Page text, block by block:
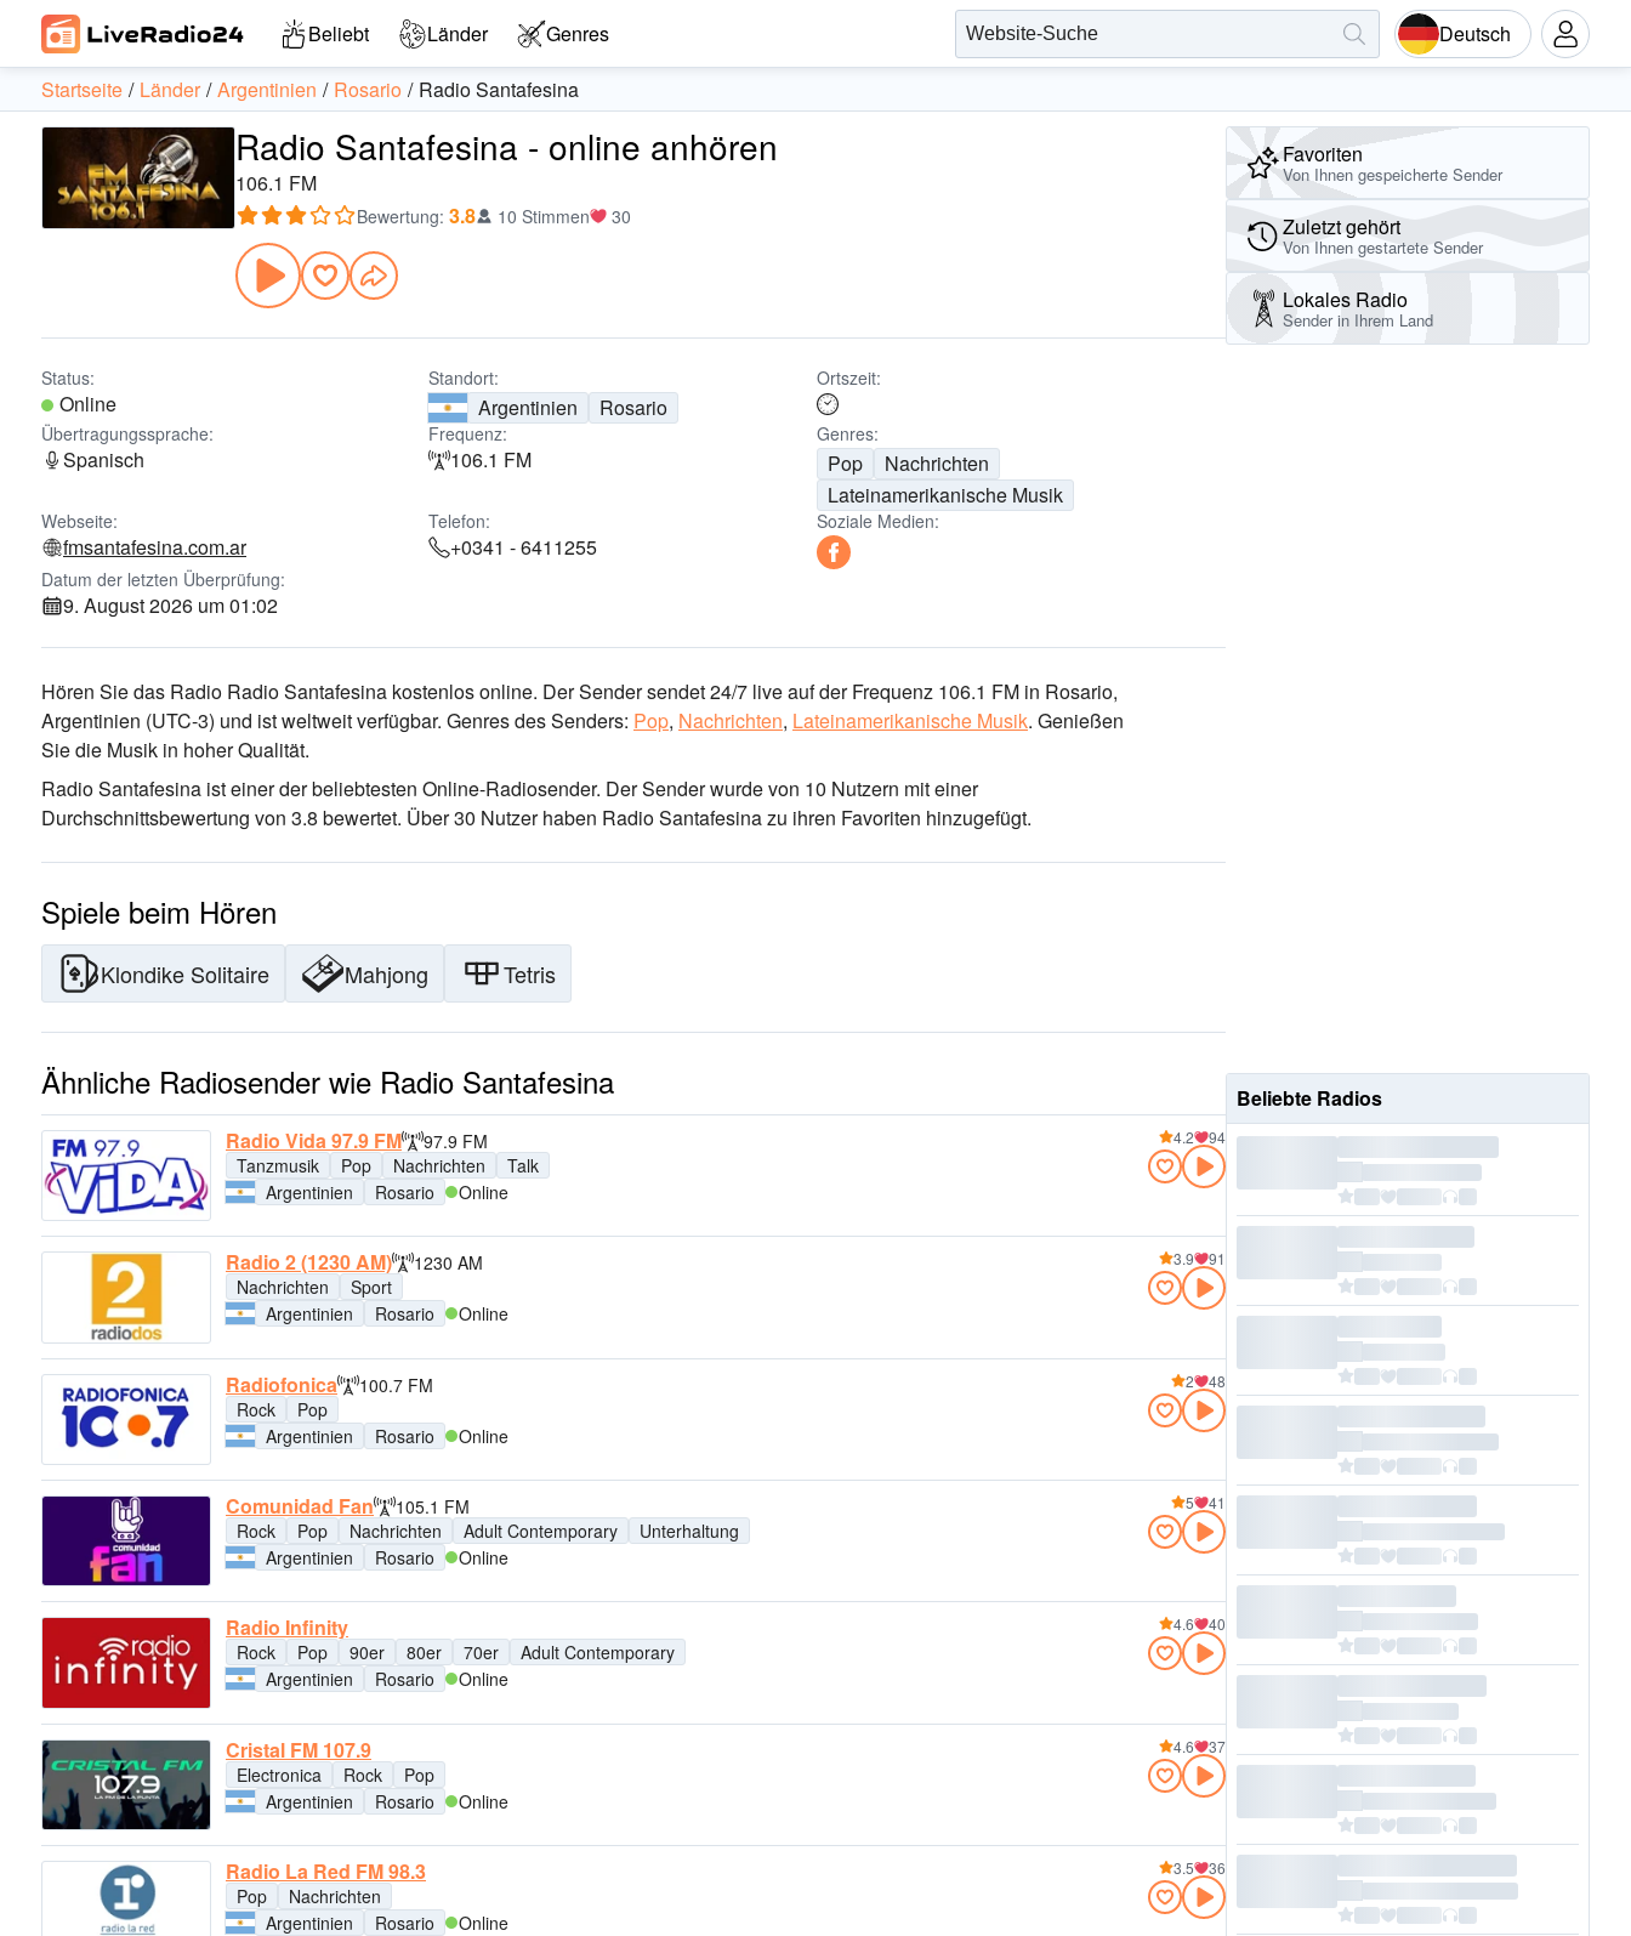
Beliebt Länder Genres Deutsch
Startseite Länder Argentinien Rosario Radio Santafesina
Radio Santafesina - online anhören
106.1 FM
Bewertung: 3.8 10 Stimmen 30
Status:
Online
Standort:
Argentinien Rosario
Ortszeit:
Übertragungssprache:
Spanisch
Frequenz:
106.1 FM
Genres:
Pop
Nachrichten
Lateinamerikanische Musik
Webseite:
fmsantafesina.com.ar
Telefon:
+0341 - 6411255
Soziale Medien:
Datum der letzten Überprüfung:
9. August 2026 um 01:02
Hören Sie das Radio Radio Santafesina kostenlos online. Der Sender sendet 24/7 liveauf der Frequenz 106.1 FM in Rosario,
Argentinien (UTC-3) und ist weltweit verfügbar. Genres des Senders: Pop, Nachrichten, Lateinamerikanische Musik. Genießen
Sie die Musik in hoher Qualität.
Radio Santafesina ist einer der beliebtesten Online-Radiosender. Der Sender wurde von 10 Nutzern mit einer
Durchschnittsbewertung von 3.8 bewertet. Über 30 Nutzer haben Radio Santafesina zu ihren Favoriten hinzugefügt.
Spiele beim Hören
Klondike Solitaire Mahjong Tetris
Ähnliche Radiosender wie Radio Santafesina
Radio Vida 97.9 FM
97.9 FM
Tanzmusik
Pop Nachrichten
Talk
Argentinien
Rosario Online
4.2 94
Radio 2 (1230 AM)
1230 AM
Nachrichten
Sport
Argentinien
Rosario Online
3.9 91
Radiofonica
100.7 FM
Rock
Pop
Argentinien
Rosario Online
2 48
Comunidad Fan
105.1 FM
Rock
Pop Nachrichten Adult Contemporary
Unterhaltung
Argentinien
Rosario Online
5 41
Radio Infinity
Rock Pop 90er 80er 70er
Adult Contemporary
Argentinien
Rosario Online
4.6 40
Cristal FM 107.9
Electronica Rock
Pop
Argentinien
Rosario Online
4.6 37
Radio La Red FM 98.3
Pop
Nachrichten
Argentinien
Rosario Online
3.5 36
Favoriten
Von Ihnen gespeicherte Sender
Zuletzt gehört
Von Ihnen gestartete Sender
Lokales Radio
Sender in Ihrem Land
Beliebte Radios